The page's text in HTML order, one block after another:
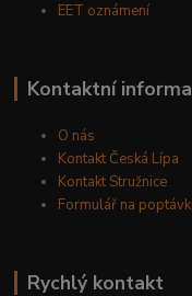
EET oznámení
Kontaktní
O nás
Kontakt Česká Lípa
Kontakt Stružnice
Formulář na
Rychlý kontakt